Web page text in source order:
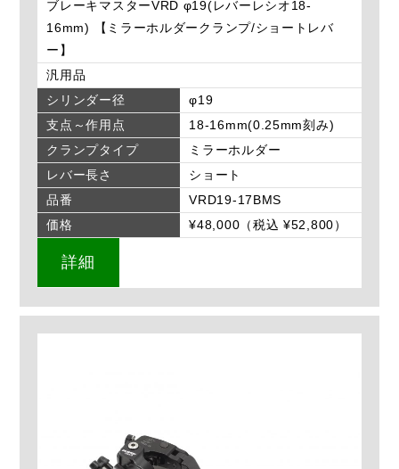
ブレーキマスターVRD φ19(レバーレシオ18-
16mm) 【ミラーホルダークランプ/ショートレバ
ー】
汎用品
シリンダー径
φ19
支点～作用点
18-16mm(0.25mm刻み)
クランプタイプ
ミラーホルダー
レバー長さ
ショート
品番
VRD19-17BMS
価格
¥48,000（税込 ¥52,800）
詳細